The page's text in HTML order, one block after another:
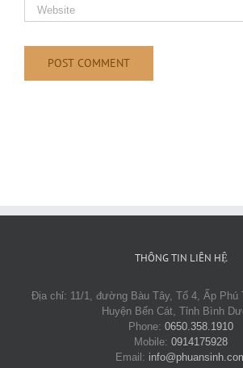
THÔNG TIN LIÊN HỆ
Địa chỉ: 11/1, đường Bàu Tây, Tổ 4, Ấp Phú
Huyện Bến Cát, Tỉnh Bình
Phone: 0650.358.1910
Mobile: 0914175928
Email: